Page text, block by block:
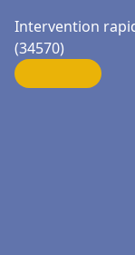
Intervention
(34570)